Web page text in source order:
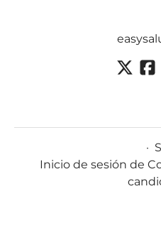
·
Inicio de sesión de